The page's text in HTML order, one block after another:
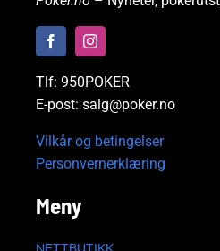
Tlf: 950POKER
E-post: salg@poker.no
Vilkår og betingelser
Personvernerklæring
Meny